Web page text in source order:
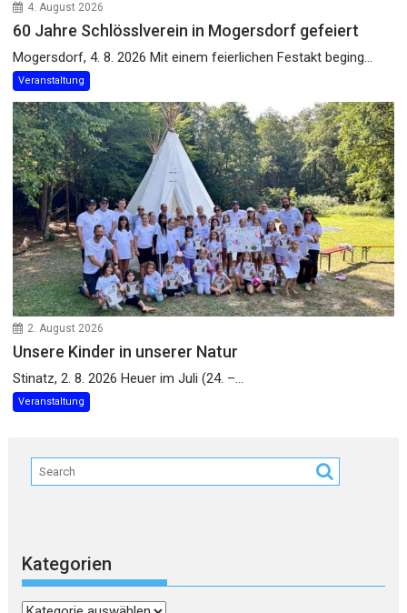
4. August 2026
60 Jahre Schlösslverein in Mogersdorf gefeiert
Mogersdorf, 4. 8. 2026 Mit einem feierlichen Festakt beging...
Veranstaltung
2. August 2026
Unsere Kinder in unserer Natur
Stinatz, 2. 8. 2026 Heuer im Juli (24. –...
Veranstaltung
Kategorien